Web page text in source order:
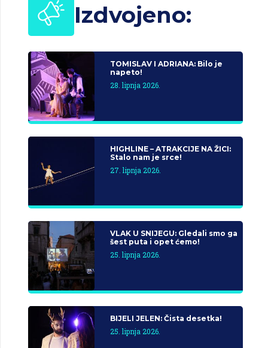
Izdvojeno:
TOMISLAV I ADRIANA: Bilo je
napeto!
28. lipnja 2026.
HIGHLINE – ATRAKCIJE NA ŽICI:
Stalo nam je srce!
27. lipnja 2026.
VLAK U SNIJEGU: Gledali smo ga
šest puta i opet ćemo!
25. lipnja 2026.
BIJELI JELEN: Čista desetka!
25. lipnja 2026.